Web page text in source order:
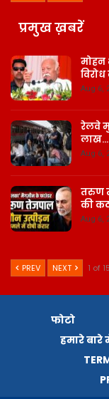
प्रमुख ख़बरें
मोहन
Aug 6,
रेलवे
लाख…
Aug 6,
तरुण
की
Aug 6,
PREV NEXT 1 of
फोटो
हमारे बारे